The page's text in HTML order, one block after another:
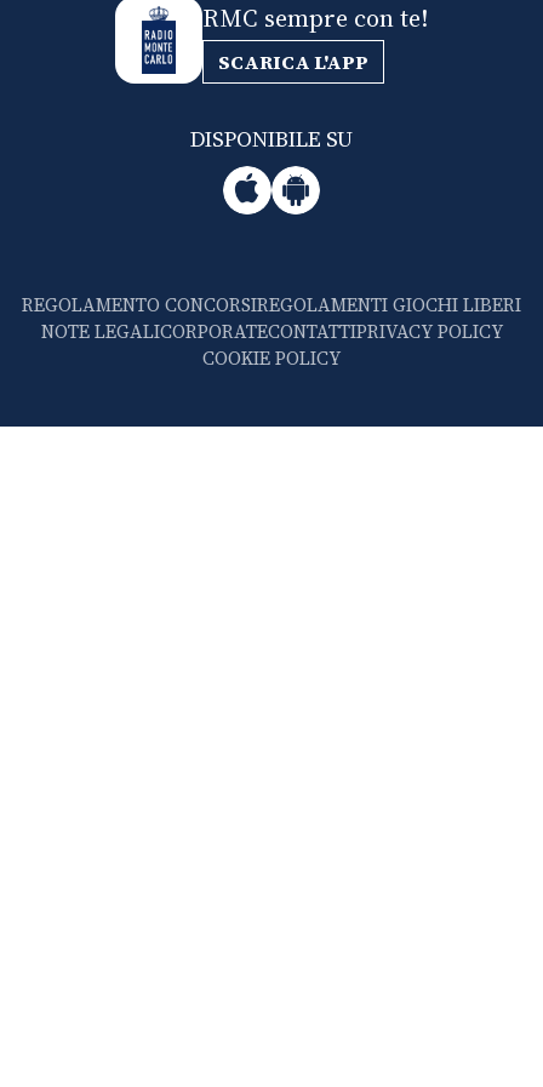
RMC sempre con te!
SCARICA L'APP
DISPONIBILE SU
REGOLAMENTO CONCORSIREGOLAMENTI GIOCHI LIBERI
NOTE LEGALICORPORATECONTATTIPRIVACY POLICY
COOKIE POLICY